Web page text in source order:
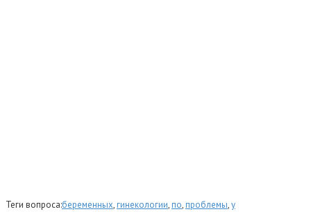
Теги вопроса:беременных,гинекологии,по,проблемы,у